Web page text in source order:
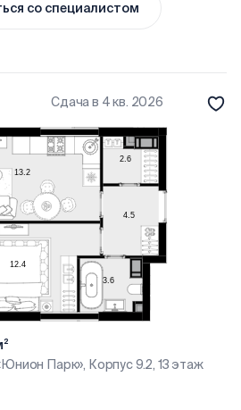
со специалистом
Сдача в 4 кв. 2026
Парк», Корпус 9.2, 13 этаж